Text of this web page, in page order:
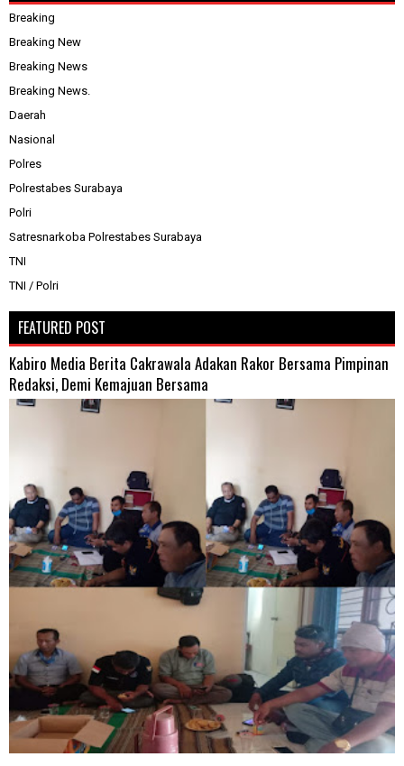
Breaking
Breaking New
Breaking News
Breaking News.
Daerah
Nasional
Polres
Polrestabes Surabaya
Polri
Satresnarkoba Polrestabes Surabaya
TNI
TNI / Polri
FEATURED POST
Kabiro Media Berita Cakrawala Adakan Rakor Bersama Pimpinan
Redaksi, Demi Kemajuan Bersama